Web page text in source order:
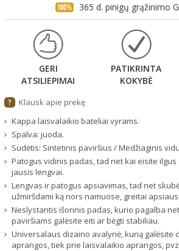
365 d. pinigų grąžinimo
GERI
ATSILIEPIMAI
PATIKRINTA
KOKYBĖ
?
Klausk apie prekę
Kappa laisvalaikio bateliai vyrams.
Spalva: juoda.
Sudėtis: Sintetinis paviršius / Medžiaginis
Patogus vidinis padas, tad net kai eisite
jausis lengvai.
Lengvas ir patogus apsiavimas, tad net
užmiršdami ką nors namuose, greitai
Neslystantis išorinis padas, kurio pagalba
paviršiams galėsite eiti ar bėgti stabiliau.
Universalaus dizaino avalynė, kurią galėsite
aprangos, tiek prie laisvalaikio aprangos,